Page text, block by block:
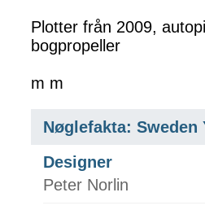
Plotter från 2009,
bogpropeller
m m
Nøglefakta: Sweden
Designer
Peter Norlin